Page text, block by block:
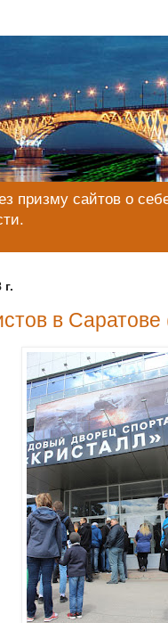
призму сайтов о
в